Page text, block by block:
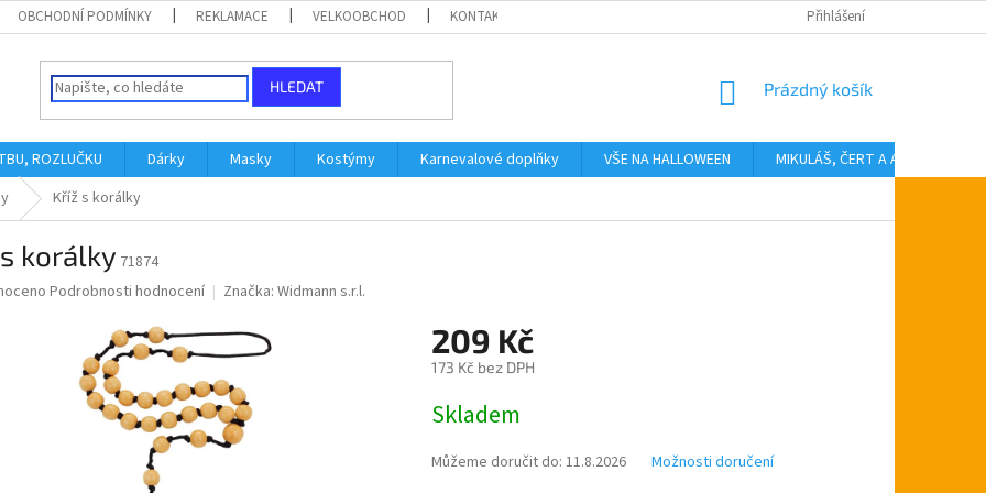
OBCHODNÍ PODMÍNKY REKLAMACE VELKOOBCHOD KONTAKTY Přihlášení
HLEDAT
NÁKUPNÍ
Prázdný košík
ROZLUČKU Dárky Masky Kostýmy Karnevalové doplňky VŠE NA HALLOWEEN MIKULÁŠ, ČERT A ANDĚL
Kříž s korálky
korálky 71874
Podrobnosti hodnocení Značka: Widmann s.r.l.
209 Kč
173 Kč bez DPH
cena:
Skladem
Můžeme doručit do: 11.8.2026 Možnosti doručení